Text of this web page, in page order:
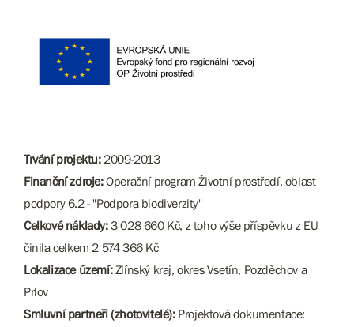
Trvání projektu: 2009-2013
Finanční zdroje:Operační program Životní prostředí, oblast
podpory 6.2 - "Podpora biodiverzity"
Celkové náklady:3 028 660 Kč, z toho výše příspěvku z EU
činila celkem 2 574 366 Kč
Lokalizace území:Zlínský kraj, okres Vsetín, Pozděchov a
Prlov
Smluvní partneři (zhotovitelé): Projektová dokumentace: